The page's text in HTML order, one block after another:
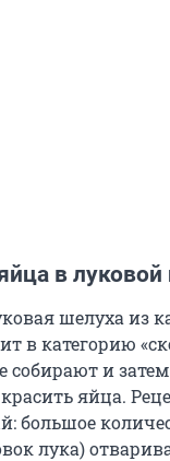
в
шелуха из
в категорию
собирают и
яйца.
большое
лука)